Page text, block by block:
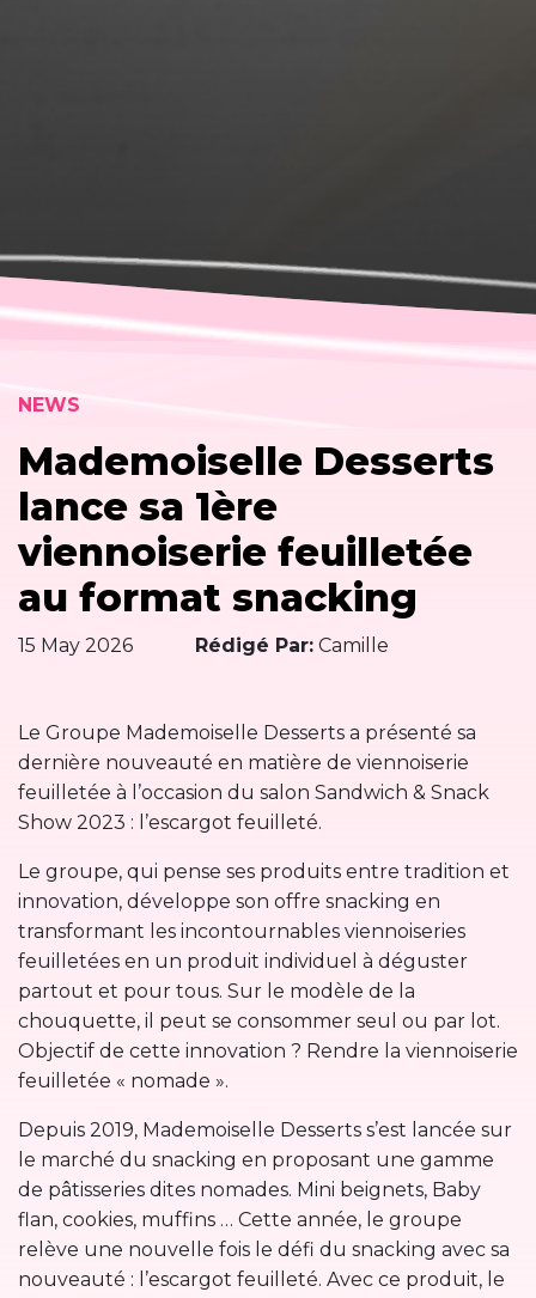
NEWS
Mademoiselle Desserts
lance sa 1ère
viennoiserie feuilletée
au format snacking
15 May 2026 Rédigé Par: Camille
Le Groupe Mademoiselle Desserts a présenté sa
dernière nouveauté en matière de viennoiserie
feuilletée à l’occasion du salon Sandwich & Snack
Show 2023 : l’escargot feuilleté.
Le groupe, qui pense ses produits entre tradition et
innovation, développe son offre snacking en
transformant les incontournables viennoiseries
feuilletées en un produit individuel à déguster
partout et pour tous. Sur le modèle de la
chouquette, il peut se consommer seul ou par lot.
Objectif de cette innovation ? Rendre la viennoiserie
feuilletée « nomade ».
Depuis 2019, Mademoiselle Desserts s’est lancée sur
le marché du snacking en proposant une gamme
de pâtisseries dites nomades. Mini beignets, Baby
flan, cookies, muffins … Cette année, le groupe
relève une nouvelle fois le défi du snacking avec sa
nouveauté : l’escargot feuilleté. Avec ce produit, le